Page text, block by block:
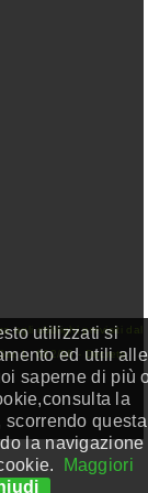
agli obblighi previsiti dal
L. 662/96 - Decreto
utilizzati si
ed utili alle
saperne di più
la
questa
la navigazione
Maggiori